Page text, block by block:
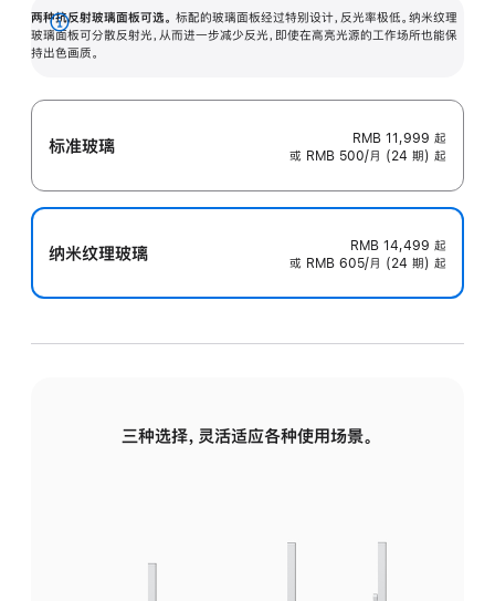
两种抗反射玻璃面板可选。 标配的玻璃面板经过特别设计，反光率极低。纳米纹理
玻璃面板可分散反射光，从而进一步减少反光，即使在高亮光源的工作场所也能保
持出色画质。
展
开
标准玻璃 RMB 11,999 起
或 RMB 500/月 (24 期) 起
纳米纹理玻璃 RMB 14,499 起
或 RMB 605/月 (24 期) 起
三种选择，灵活适应各种使用场景。